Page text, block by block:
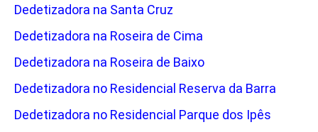
Dedetizadora na Santa Cruz
Dedetizadora na Roseira de Cima
Dedetizadora na Roseira de Baixo
Dedetizadora no Residencial Reserva da Barra
Dedetizadora no Residencial Parque dos Ipês